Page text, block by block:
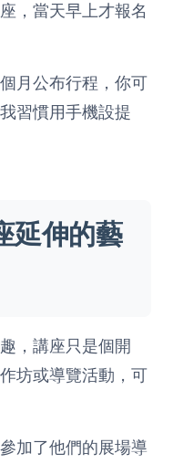
，當天早上才報名
月公布行程，你可
習慣用手機設提
延伸的藝
，講座只是個開
坊或導覽活動，可
加了他們的展場導